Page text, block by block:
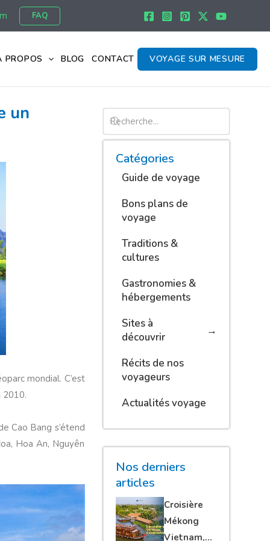
FAQ
PROPOS BLOG CONTACT VOYAGE SUR MESURE
un
mondial. C’est
2010.
Cao Bang s’étend
Hoa An, Nguyên
Catégories
Guide de voyage
Bons plans de
voyage
Traditions &
cultures
Gastronomies &
hébergements
Sites à
découvrir
Récits de nos
voyageurs
Actualités voyage
Nos derniers
articles
Croisière
Mékong
Vietnam,